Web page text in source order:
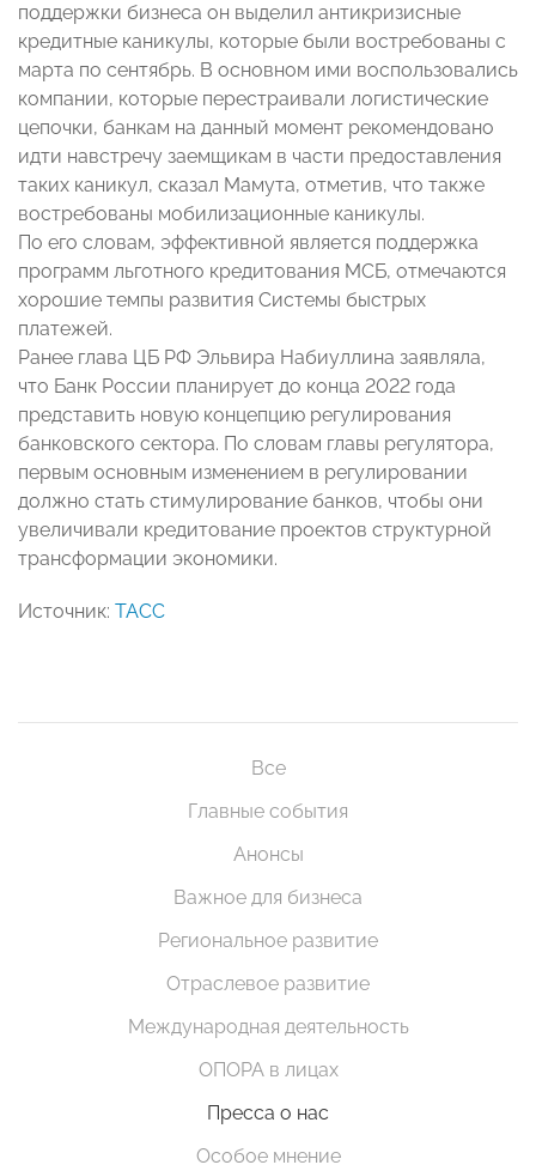
поддержки бизнеса он выделил антикризисные
кредитные каникулы, которые были востребованы с
марта по сентябрь. В основном ими воспользовались
компании, которые перестраивали логистические
цепочки, банкам на данный момент рекомендовано
идти навстречу заемщикам в части предоставления
таких каникул, сказал Мамута, отметив, что также
востребованы мобилизационные каникулы.
По его словам, эффективной является поддержка
программ льготного кредитования МСБ, отмечаются
хорошие темпы развития Системы быстрых
платежей.
Ранее глава ЦБ РФ Эльвира Набиуллина заявляла,
что Банк России планирует до конца 2022 года
представить новую концепцию регулирования
банковского сектора. По словам главы регулятора,
первым основным изменением в регулировании
должно стать стимулирование банков, чтобы они
увеличивали кредитование проектов структурной
трансформации экономики.
Источник: ТАСС
Все
Главные события
Анонсы
Важное для бизнеса
Региональное развитие
Отраслевое развитие
Международная деятельность
ОПОРА в лицах
Пресса о нас
Особое мнение